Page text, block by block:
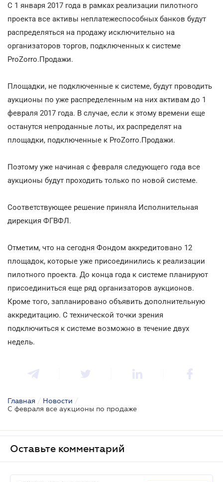
С 1 января 2017 года в рамках реализации пилотного
проекта все активы неплатежеспособных банков будут
распределяться на продажу исключительно на
организаторов торгов, подключенных к системе
ProZorro.Продажи.
Площадки, не подключенные к системе, будут проводить
аукционы по уже распределенным на них активам до 1
февраля 2017 года. В случае, если к этому времени еще
останутся непроданные лоты, их распределят на
площадки, подключенные к ProZorro.Продажи.
Поэтому уже начиная с февраля следующего года все
аукционы будут проходить только по новой системе.
Соответствующее решение приняла Исполнительная
дирекция ФГВФЛ.
Отметим, что на сегодня Фондом аккредитовано 12
площадок, которые уже присоединились к реализации
пилотного проекта. До конца года к системе планируют
присоединиться еще ряд организаторов аукционов.
Кроме того, запланировано объявить дополнительную
аккредитацию. С технической точки зрения
подключиться к системе возможно в течение двух
недель.
Главная / Новости /
С февраля все аукционы по продаже
Оставьте комментарий